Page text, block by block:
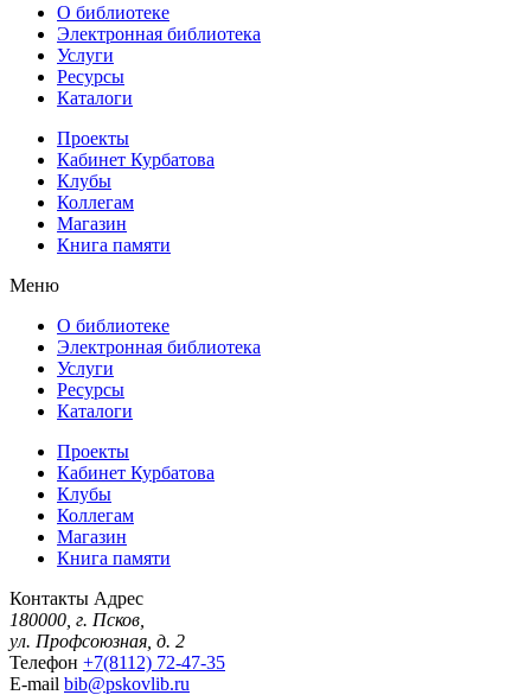
О библиотеке
Электронная библиотека
Услуги
Ресурсы
Каталоги
Проекты
Кабинет Курбатова
Клубы
Коллегам
Магазин
Книга памяти
Меню
О библиотеке
Электронная библиотека
Услуги
Ресурсы
Каталоги
Проекты
Кабинет Курбатова
Клубы
Коллегам
Магазин
Книга памяти
Контакты Адрес
180000, г. Псков,
ул. Профсоюзная, д. 2
Телефон +7(8112) 72-47-35
E-mail bib@pskovlib.ru